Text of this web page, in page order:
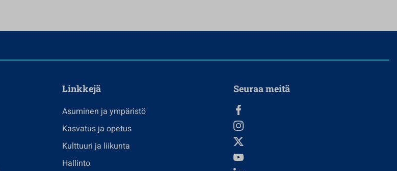
Linkkejä
Asuminen ja ympäristö
Kasvatus ja opetus
Kulttuuri ja liikunta
Hallinto
Seuraa meitä